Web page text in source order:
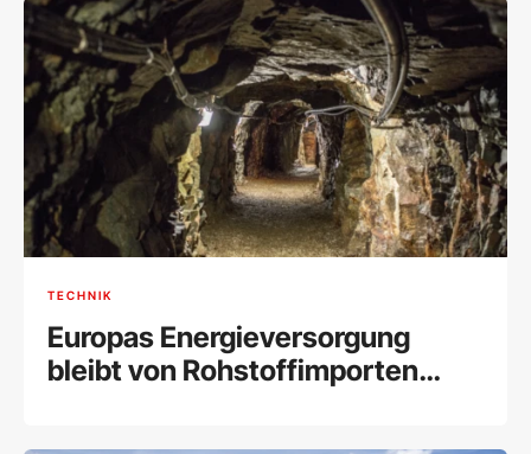
TECHNIK
Europas Energieversorgung
bleibt von Rohstoffimporten